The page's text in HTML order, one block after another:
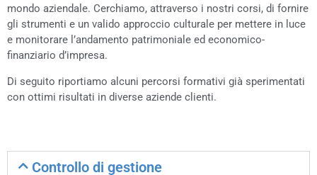
mondo aziendale. Cerchiamo, attraverso i nostri corsi, di fornire
gli strumenti e un valido approccio culturale per mettere in luce
e monitorare l’andamento patrimoniale ed economico-
finanziario d’impresa.
Di seguito riportiamo alcuni percorsi formativi già sperimentati
con ottimi risultati in diverse aziende clienti.
Controllo di gestione